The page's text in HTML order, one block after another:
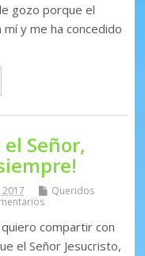
gozo porque el
y me ha concedido
el Señor,
Queridos
compartir con
el Señor Jesucristo,